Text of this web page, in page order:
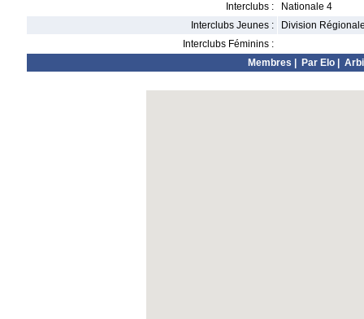
Interclubs :
Nationale 4
Interclubs Jeunes :
Division
Interclubs Féminins :
Membres
Par Elo